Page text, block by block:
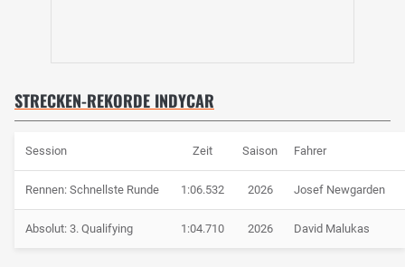
STRECKEN-REKORDE INDYCAR
Session Zeit Saison Fahrer
Rennen: Schnellste Runde 1:06.532 2026 Josef Newgarden
Absolut: 3. Qualifying 1:04.710 2026 David Malukas